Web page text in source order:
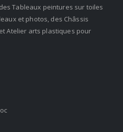
Tableaux peintures sur toiles
et photos, des Châssis
Atelier arts plastiques pour